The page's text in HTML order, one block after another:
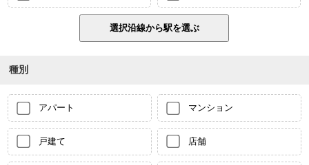
種別
アパート マンション
戸建て 店舗